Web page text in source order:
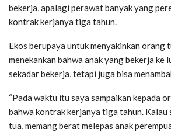
bekerja, apalagi perawat banyak yang
kontrak kerjanya tiga tahun.
Ekos berupaya untuk menyakinkan orang
menekankan bahwa anak yang bekerja ke
sekadar bekerja, tetapi juga bisa
“Pada waktu itu saya sampaikan kepada
bahwa kontrak kerjanya tiga tahun. Kalau
tua, memang berat melepas anak